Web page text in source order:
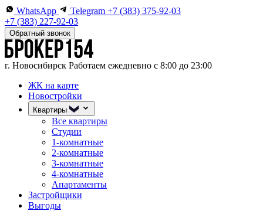
WhatsApp Telegram +7 (383) 375-92-03
+7 (383) 227-92-03
Обратный звонок
г. Новосибирск Работаем ежедневно с 8:00 до 23:00
ЖК на карте
Новостройки
Квартиры
Все квартиры
Студии
1-комнатные
2-комнатные
3-комнатные
4-комнатные
Апартаменты
Застройщики
Выгоды